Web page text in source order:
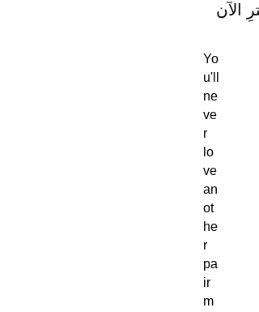
الآن
Yo
u'll
ne
ve
r
lo
ve
an
ot
he
r
pa
ir
m